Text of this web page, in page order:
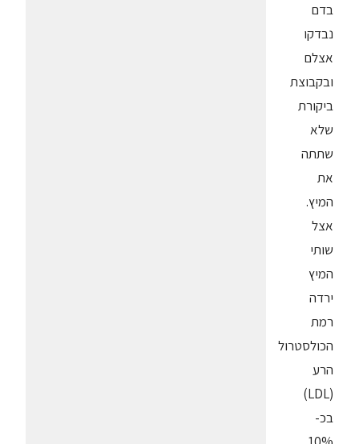
בדם
נבדקו
אצלם
ובקבוצת
ביקורת
שלא
שתתה
את
המיץ.
אצל
שותי
המיץ
ירדה
רמת
הכולסטרול
הרע
(LDL)
בכ-